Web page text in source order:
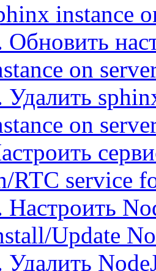
instance
Обновить
on
Удалить
on
RTC service
Настроить
Update
Удалить